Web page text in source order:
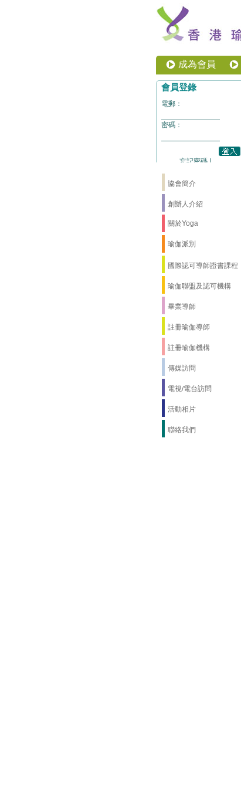
成為會員
協會簡介
創辦人介紹
關於Yoga
瑜伽派別
國際認可導師證書課程
瑜伽聯盟及認可機構
畢業導師
註冊瑜伽導師
註冊瑜伽機構
傳媒訪問
電視/電台訪問
活動相片
聯絡我們